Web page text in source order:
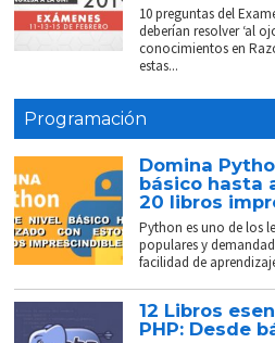
10 preguntas del
deberían resolver ‘al
conocimientos en
estas...
Programación
Domina
básico hasta
20 libros
Python es uno de los
populares y
facilidad de
12 Libros
PHP: Desde